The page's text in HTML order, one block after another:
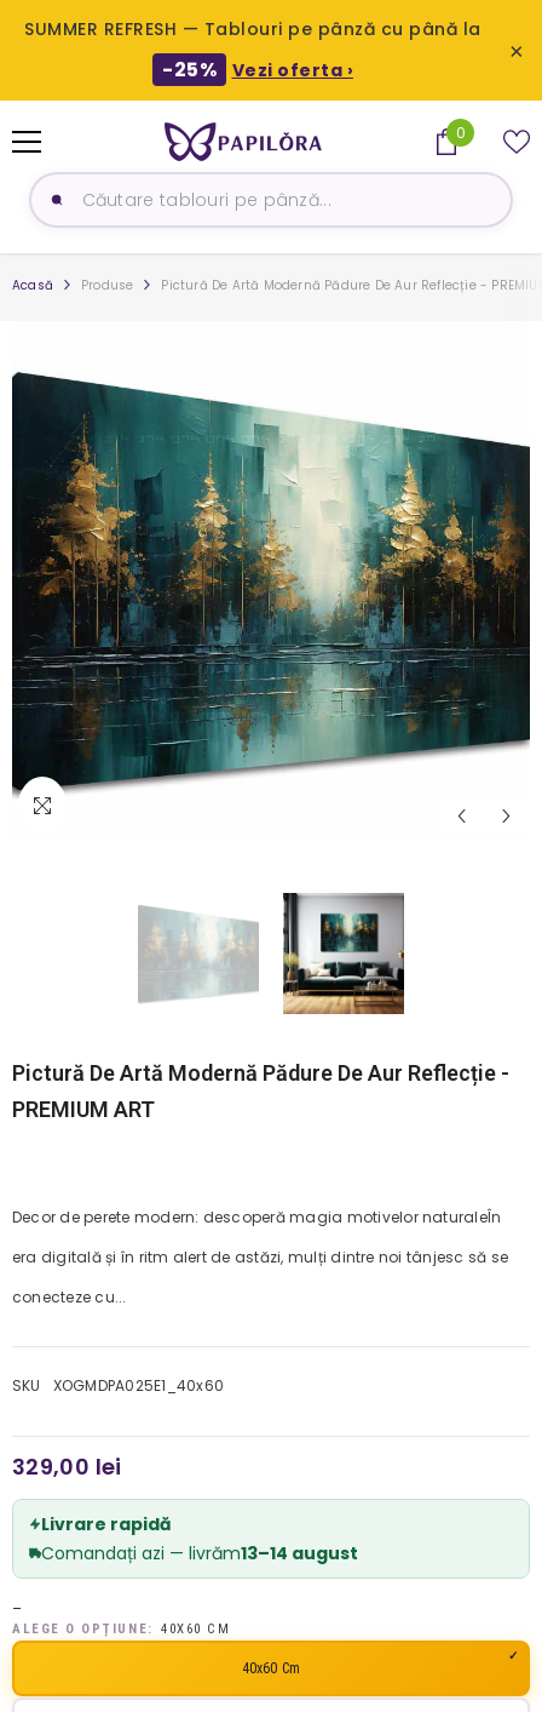
SUMMER REFRESH — Tablouri pe pânză cu până la
-25% Vezi oferta ›
×
0
0
produse
Acasă Produse Pictură De Artă Modernă Pădure De Aur Reflecție -
Pictură De Artă Modernă Pădure De Aur Reflecție -
PREMIUM ART
Decor de perete modern: descoperă magia motivelor naturaleÎn
era digitală și în ritm alert de astăzi, mulți dintre noi tânjesc să se
conecteze cu...
SKU XOGMDPA025E1_40x60
329,00 lei
Livrare rapidă
Comandați azi — livrăm13–14 august
ALEGE O OPȚIUNE: 40X60 CM
40x60 Cm